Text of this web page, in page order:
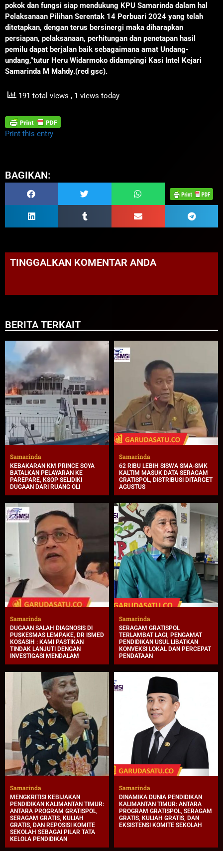
pokok dan fungsi siap mendukung KPU Samarinda dalam hal
Pelaksanaan Pilihan Serentak 14 Perbuari 2024 yang telah
ditetapkan, dengan terus bersinergi maka diharapkan
persiapan, pelaksanaan, perhitungan dan penetapan hasil
pemilu dapat berjalan baik sebagaimana amat Undang-
undang,”tutur Heru Widarmoko didampingi Kasi Intel Kejari
Samarinda M Mahdy.(red gsc).
191 total views , 1 views today
Print this entry
BAGIKAN:
TINGGALKAN KOMENTAR ANDA
BERITA TERKAIT
Samarinda
KEBAKARAN KM PRINCE SOYA
BATALKAN PELAYARAN KE
PAREPARE, KSOP SELIDIKI
DUGAAN DARI RUANG OLI
Samarinda
62 RIBU LEBIH SISWA SMA-SMK
KALTIM MASUK DATA SERAGAM
GRATISPOL, DISTRIBUSI DITARGET
AGUSTUS
Samarinda
DUGAAN SALAH DIAGNOSIS DI
PUSKESMAS LEMPAKE, DR ISMED
KOSASIH : KAMI PASTIKAN
TINDAK LANJUTI DENGAN
INVESTIGASI MENDALAM
Samarinda
SERAGAM GRATISPOL
TERLAMBAT LAGI, PENGAMAT
PENDIDIKAN USUL LIBATKAN
KONVEKSI LOKAL DAN PERCEPAT
PENDATAAN
Samarinda
MENGKRITISI KEBIJAKAN
PENDIDIKAN KALIMANTAN TIMUR:
ANTARA PROGRAM GRATISPOL,
SERAGAM GRATIS, KULIAH
GRATIS, DAN REPOSISI KOMITE
SEKOLAH SEBAGAI PILAR TATA
KELOLA PENDIDIKAN
Samarinda
DINAMIKA DUNIA PENDIDIKAN
KALIMANTAN TIMUR: ANTARA
PROGRAM GRATISPOL, SERAGAM
GRATIS, KULIAH GRATIS, DAN
EKSISTENSI KOMITE SEKOLAH